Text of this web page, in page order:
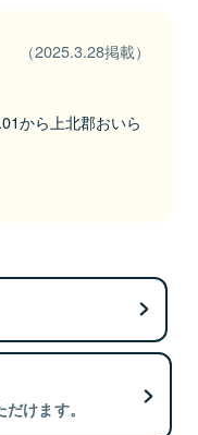
（2025.3.28掲載）
から上北郡おいら
けます。